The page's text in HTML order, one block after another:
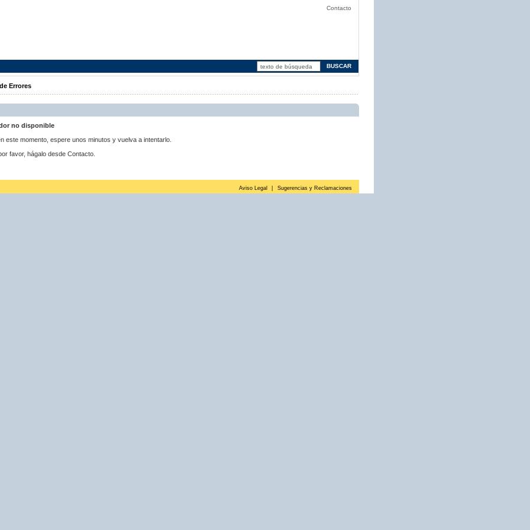
Contacto
Errores
no disponible
este momento, espere unos minutos y vuelva a intentarlo.
favor, hágalo desde Contacto.
Aviso Legal Sugerencias y Reclamaciones